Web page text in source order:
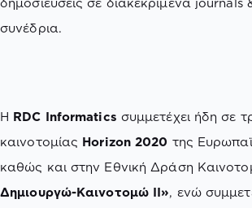
συνέδρια.
Η RDC Informatics συμμετέχει ήδη σε
καινοτομίας Horizon 2020 της
καθώς και στην Εθνική Δράση
Δημιουργώ-Καινοτομώ ΙΙ», ενώ